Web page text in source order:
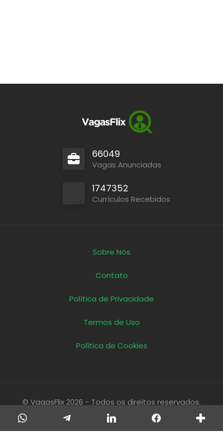
66049
Vagas Anunciadas
1747352
Currículos Recebidos
Sobre Nós
Contato
Política de Privacidade
Termos de Uso
Política de Cookies
© VagasFlix 2026 - Todos os direitos reservados.